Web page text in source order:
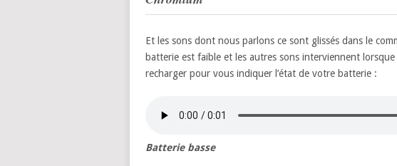
Et les sons dont nous parlons ce sont glissés dans le
batterie est faible et les autres sons interviennent
recharger pour vous indiquer l’état de votre batterie :
Batterie basse